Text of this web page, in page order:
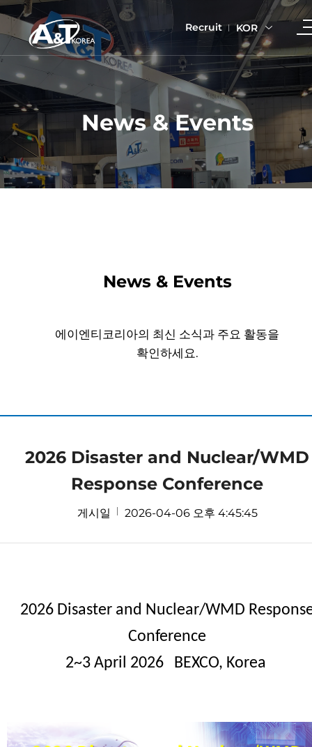
Recruit KOR
News & Events
News & Events
에이엔티코리아의 최신 소식과 주요 활동을
확인하세요.
2026 Disaster and Nuclear/WMD
Response Conference
게시일 2026-04-06 오후 4:45:45
2026 Disaster and Nuclear/WMD
Conference
2~3 April 2026 BEXCO, Korea